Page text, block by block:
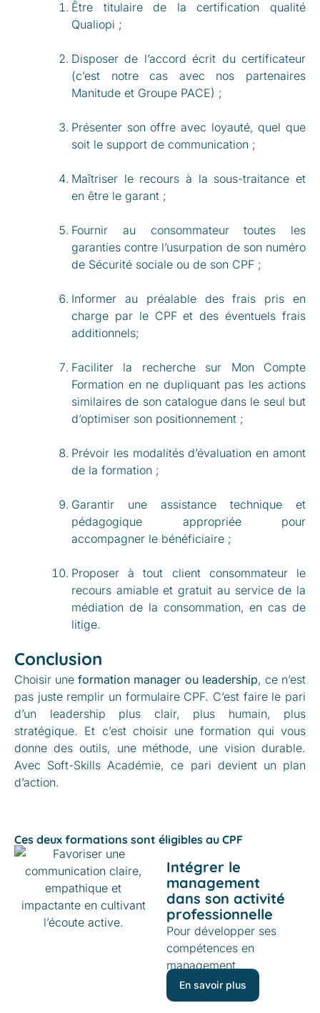
Être titulaire de la certification qualité
Qualiopi ;
Disposer de l’accord écrit du certificateur
(c’est notre cas avec nos partenaires
Manitude et Groupe PACE) ;
Présenter son offre avec loyauté, quel que
soit le support de communication ;
Maîtriser le recours à la sous-traitance et
en être le garant ;
Fournir au consommateur toutes les
garanties contre l’usurpation de son numéro
de Sécurité sociale ou de son CPF ;
Informer au préalable des frais pris en
charge par le CPF et des éventuels frais
additionnels;
Faciliter la recherche sur Mon Compte
Formation en ne dupliquant pas les actions
similaires de son catalogue dans le seul but
d’optimiser son positionnement ;
Prévoir les modalités d’évaluation en amont
de la formation ;
Garantir une assistance technique et
pédagogique appropriée pour
accompagner le bénéficiaire ;
Proposer à tout client consommateur le
recours amiable et gratuit au service de la
médiation de la consommation, en cas de
litige.
Conclusion
Choisir uneformation manager ou leadership, ce n’est
pas juste remplir un formulaire CPF. C’est faire le pari
d’un leadership plus clair, plus humain, plus
stratégique. Et c’est choisir une formation qui vous
donne des outils, une méthode, une vision durable.
Avec Soft-Skills Académie, ce pari devient un plan
d’action.
Ces deux formations sont éligibles au CPF
Intégrer le
management
dans son activité
professionnelle
Pour développer ses
compétences en
management.
En savoir plus